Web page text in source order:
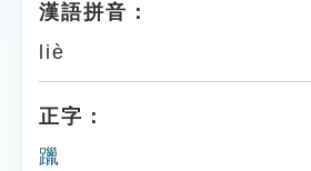
漢語拼音：
liè
正字：
躐